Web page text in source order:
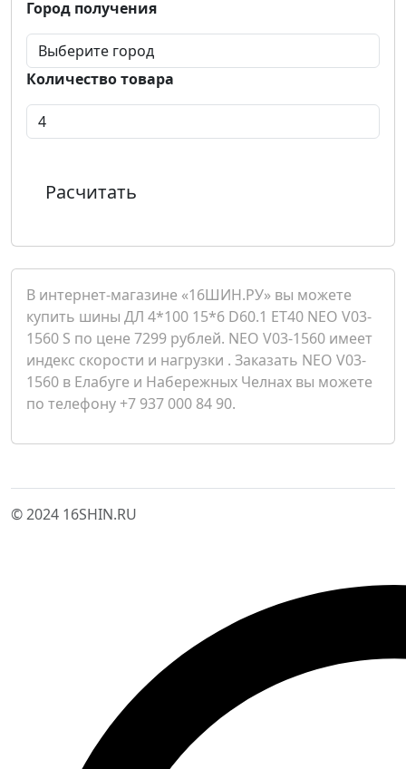
Город получения
Количество товара
Расчитать
В интернет-магазине «16ШИН.РУ» вы можете
купить шины ДЛ 4*100 15*6 D60.1 ET40 NEO V03-
1560 S по цене 7299 рублей. NEO V03-1560 имеет
индекс скорости и нагрузки . Заказать NEO V03-
1560 в Елабуге и Набережных Челнах вы можете
по телефону +7 937 000 84 90.
© 2024 16SHIN.RU